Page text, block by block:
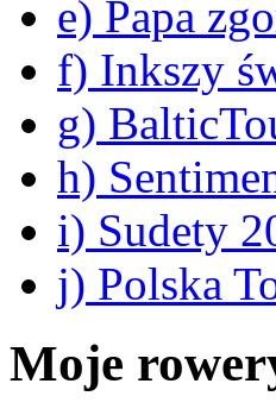
e) Papa
f) Inkszy
g)
h)
i) Sudety
j) Polska
Moje